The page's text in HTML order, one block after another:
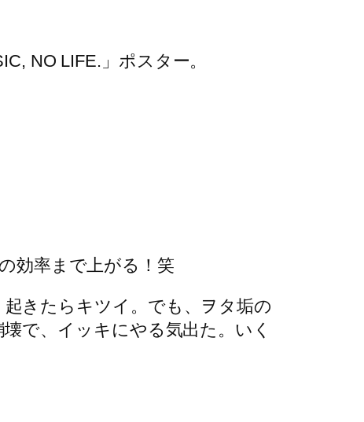
NO LIFE.」ポスター。
効率まで上がる！笑
きたらキツイ。でも、ヲタ垢の
で、イッキにやる気出た。いく